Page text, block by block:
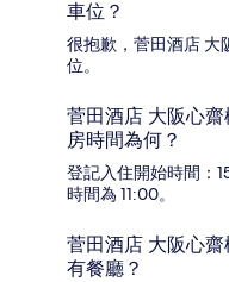
車位？
很抱歉，菅田酒店
位。
菅田酒店 大阪心
房時間為何？
登記入住開始時間：
時間為 11:00。
菅田酒店 大阪心
有餐廳？